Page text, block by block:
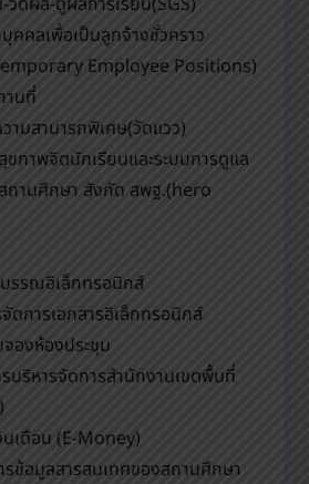
บุคคลเพื่อเป็นลูกจ้างชั่วคราว
Employee Positions)
านที่
ามสามารถพิเศษ(วัดแวว)
สุขภาพจิตนักเรียนและระบบการดูแล
สถานศึกษา สังกัด สพฐ.(hero
บรรณอิเล็กทรอนิกส์
จัดการเอกสารอิเล็กทรอนิกส์
องห้องประชุม
รบริหารจัดการสำนักงานเขตพื้นที่
นเดือน (E-Money)
รข้อมูลสารสนเทศของสถานศึกษา